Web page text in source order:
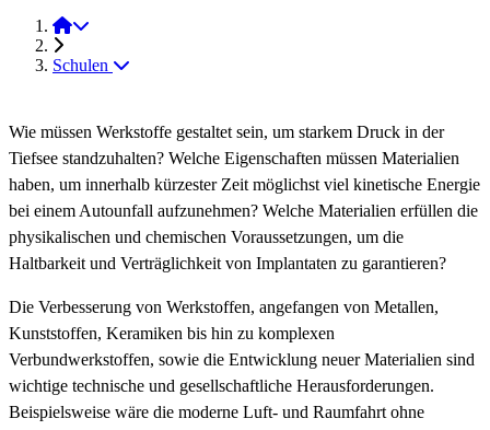
StMW
Schulen
Wie müssen Werkstoffe gestaltet sein, um starkem Druck in der
Tiefsee standzuhalten? Welche Eigenschaften müssen Materialien
haben, um innerhalb kürzester Zeit möglichst viel kinetische Energie
bei einem Autounfall aufzunehmen? Welche Materialien erfüllen die
physikalischen und chemischen Voraussetzungen, um die
Haltbarkeit und Verträglichkeit von Implantaten zu garantieren?
Die Verbesserung von Werkstoffen, angefangen von Metallen,
Kunststoffen, Keramiken bis hin zu komplexen
Verbundwerkstoffen, sowie die Entwicklung neuer Materialien sind
wichtige technische und gesellschaftliche Herausforderungen.
Beispielsweise wäre die moderne Luft- und Raumfahrt ohne